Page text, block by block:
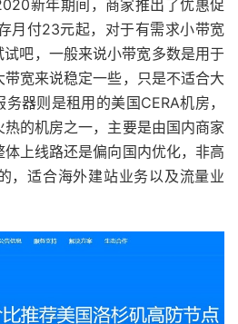
新年期间，商家推出了优惠促
月付23元起，对于有需求小带宽
吧，一般来说小带宽多数是用于
宽来说稳定一些，只是不适合大
器则是租用的美国CERA机房，
的机房之一，主要是由国内商家
上线路还是偏向国内优化，非高
，适合海外建站业务以及流量业